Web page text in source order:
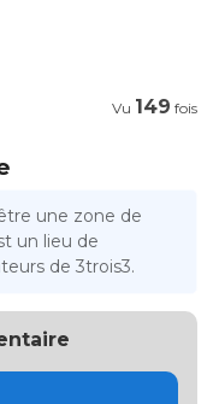
Vu 149 fois
une zone de
un lieu de
de 3trois3.